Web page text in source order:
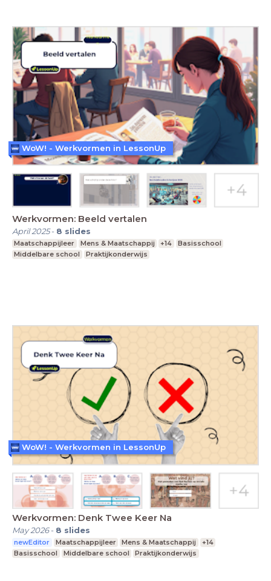
Werkvormen: Beeld vertalen
April 2025- 8 slides
Maatschappijleer Mens & Maatschappij +14
Basisschool
Middelbare school
Praktijkonderwijs
WoW! - Werkvormen in LessonUp
Werkvormen: Denk Twee Keer Na
May 2026- 8 slides
newEditor Maatschappijleer Mens & Maatschappij
+14
Basisschool
Middelbare school Praktijkonderwijs
WoW! - Werkvormen in LessonUp